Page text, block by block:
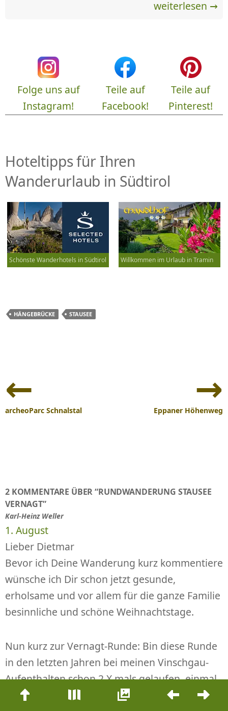
Beitrags-
Navigation
Folge uns auf
Instagram!
Teile auf
Facebook!
Teile auf
Pinterest!
Hoteltipps für Ihren
Wanderurlaub in Südtirol
Schönste Wanderhotels in Südtirol Willkommen im Urlaub in Tramin
HÄNGEBRÜCKE STAUSEE
Navigation
archeoParc Schnalstal Eppaner Höhenweg
2 KOMMENTARE ÜBER “RUNDWANDERUNG STAUSEE
VERNAGT”
Karl-Heinz Weller
1. August
Lieber Dietmar
Bevor ich Deine Wanderung kurz kommentiere
wünsche ich Dir schon jetzt gesunde,
erholsame und vor allem für die ganze Familie
besinnliche und schöne Weihnachtstage.
Nun kurz zur Vernagt-Runde: Bin diese Runde
in den letzten Jahren bei meinen Vinschgau-
Aufenthalten schon 2 X mals gelaufen, einmal
in der gleichen Weise wie Ihr, da war die 2.